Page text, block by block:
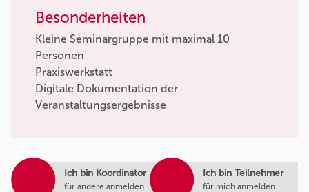
Ich bin Koordinator
für andere anmelden
Ich bin Teilnehmer
für mich anmelden
Besonderheiten
Kleine Seminargruppe mit maximal 10
Personen
Praxiswerkstatt
Digitale Dokumentation der
Veranstaltungsergebnisse